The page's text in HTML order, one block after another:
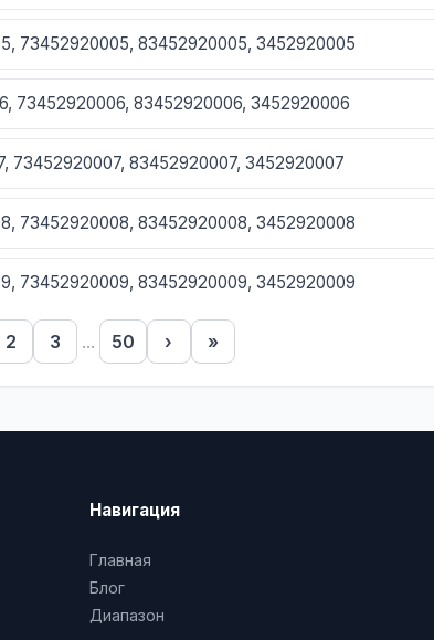
73452920005, 83452920005, 3452920005
73452920006, 83452920006, 3452920006
73452920007, 83452920007, 3452920007
73452920008, 83452920008, 3452920008
73452920009, 83452920009, 3452920009
83452920010, 3452920010
83452920013, 3452920013
83452920014, 3452920014
2 3 ... 50 › »
Навигация
Главная
Блог
Диапазон